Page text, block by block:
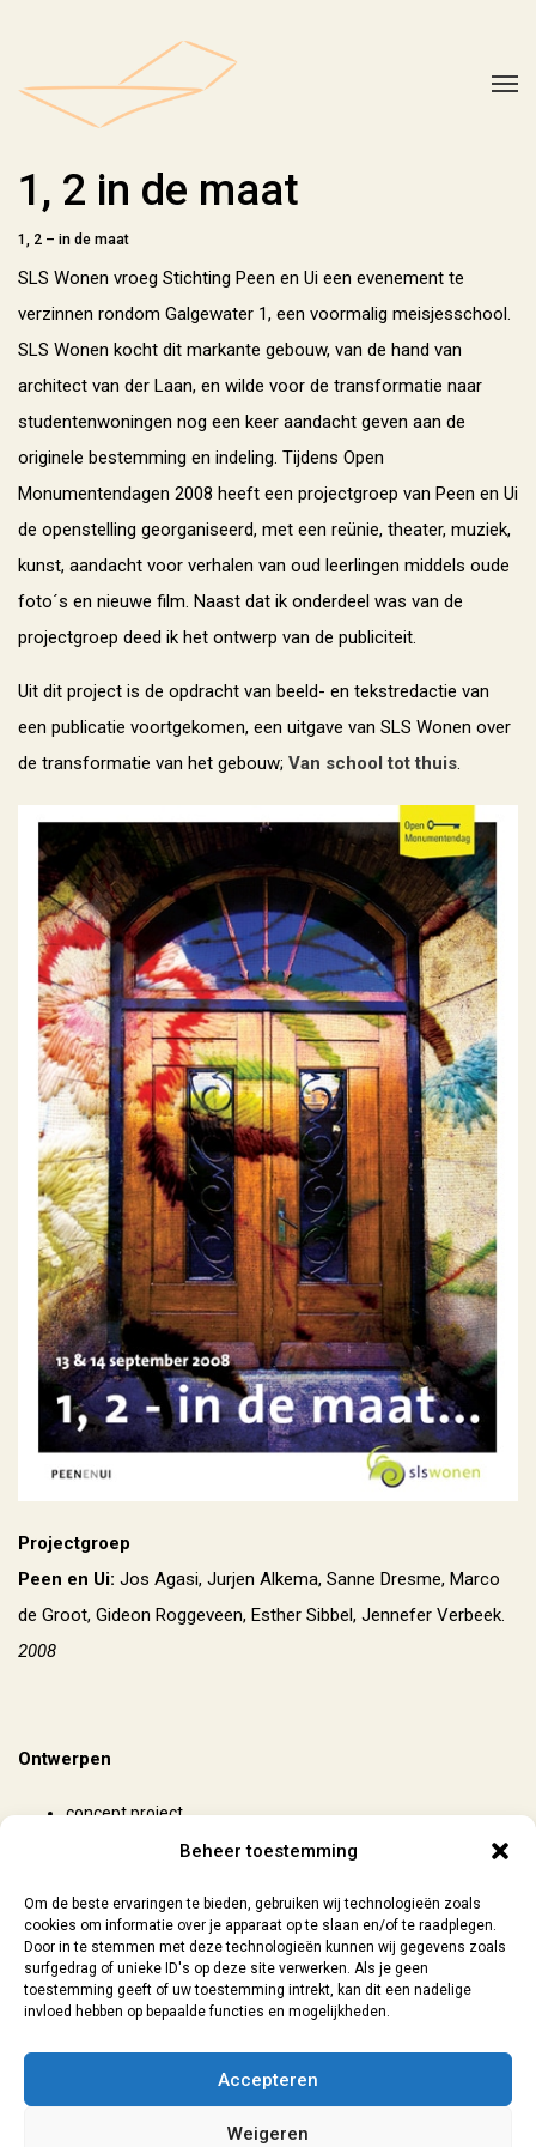
Beheer toestemming
Om de beste ervaringen te bieden, gebruiken wij technologieën zoals
cookies om informatie over je apparaat op te slaan en/of te raadplegen.
Door in te stemmen met deze technologieën kunnen wij gegevens zoals
surfgedrag of unieke ID's op deze site verwerken. Als je geen
toestemming geeft of uw toestemming intrekt, kan dit een nadelige
invloed hebben op bepaalde functies en mogelijkheden.
Accepteren
Weigeren
1, 2 in de maat
1, 2 – in de maat
SLS Wonen vroeg Stichting Peen en Ui een evenement te
verzinnen rondom Galgewater 1, een voormalig meisjesschool.
SLS Wonen kocht dit markante gebouw, van de hand van
architect van der Laan, en wilde voor de transformatie naar
studentenwoningen nog een keer aandacht geven aan de
originele bestemming en indeling. Tijdens Open
Monumentendagen 2008 heeft een projectgroep van Peen en Ui
de openstelling georganiseerd, met een reünie, theater, muziek,
kunst, aandacht voor verhalen van oud leerlingen middels oude
foto´s en nieuwe film. Naast dat ik onderdeel was van de
projectgroep deed ik het ontwerp van de publiciteit.
Uit dit project is de opdracht van beeld- en tekstredactie van
een publicatie voortgekomen, een uitgave van SLS Wonen over
de transformatie van het gebouw; Van school tot thuis.
Projectgroep
Peen en Ui: Jos Agasi, Jurjen Alkema, Sanne Dresme, Marco
de Groot, Gideon Roggeveen, Esther Sibbel, Jennefer Verbeek.
2008
Ontwerpen
concept project
organisatie/uitvoering
sanne@lokaal7a.nl
Leiden | 2026
Algemene Voorwaarden|Privacyverklaring